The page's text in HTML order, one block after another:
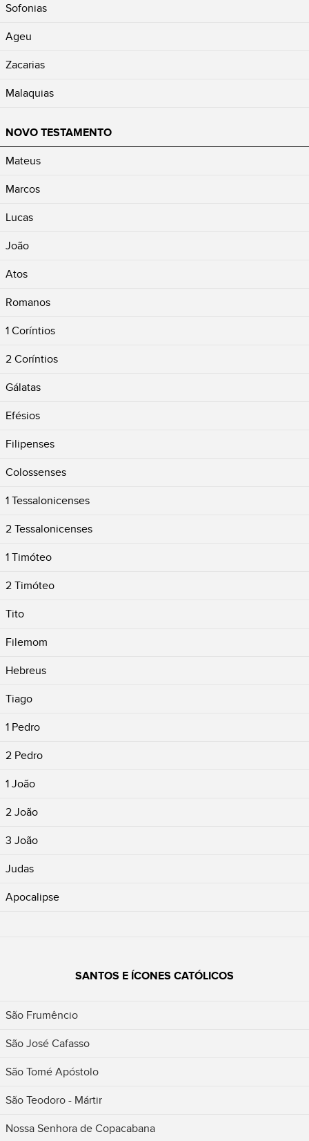
Sofonias
Ageu
Zacarias
Malaquias
NOVO TESTAMENTO
Mateus
Marcos
Lucas
João
Atos
Romanos
1 Coríntios
2 Coríntios
Gálatas
Efésios
Filipenses
Colossenses
1 Tessalonicenses
2 Tessalonicenses
1 Timóteo
2 Timóteo
Tito
Filemom
Hebreus
Tiago
1 Pedro
2 Pedro
1 João
2 João
3 João
Judas
Apocalipse
SANTOS E ÍCONES CATÓLICOS
São Frumêncio
São José Cafasso
São Tomé Apóstolo
São Teodoro - Mártir
Nossa Senhora de Copacabana